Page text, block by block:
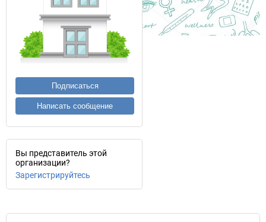
Подписаться
Написать сообщение
Вы представитель этой
организации?
Зарегистрируйтесь